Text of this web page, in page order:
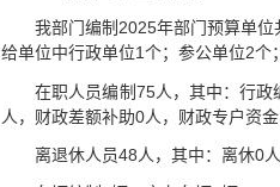
我部门编制2025年部门预算单
给单位中行政单位1个；参公单位2个
在职人员编制75人，其中：行
人，财政差额补助0人，财政专户资
离退休人员48人，其中：离休0